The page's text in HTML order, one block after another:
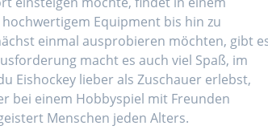
Equipment bis hin zu
einmal ausprobieren möchten, gibt
macht es auch viel Spaß, im
Eishockey lieber als Zuschauer erlebst,
bei einem Hobbyspiel mit Freunden
Menschen jeden Alters.